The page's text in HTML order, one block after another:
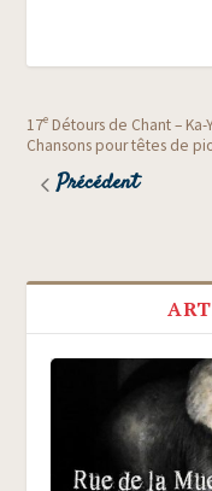
17e Détours de Chant – Ka-
Chansons pour têtes de
Précédent